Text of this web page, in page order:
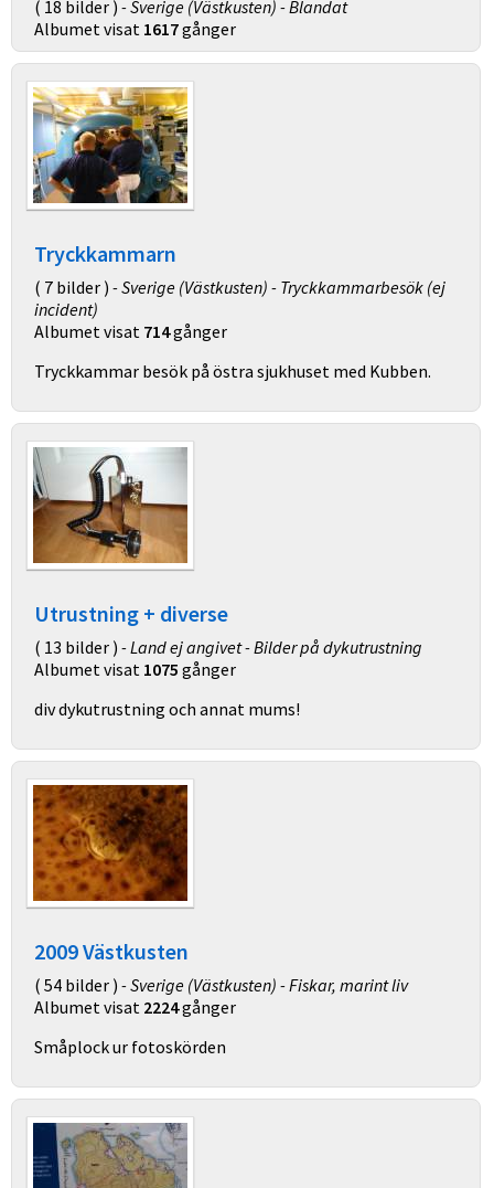
( 18 bilder ) - Sverige (Västkusten) - Blandat
Albumet visat 1617gånger
Tryckkammarn
( 7 bilder ) - Sverige (Västkusten) - Tryckkammarbesök (ej
incident)
Albumet visat 714gånger
Tryckkammar besök på östra sjukhuset med Kubben.
Utrustning + diverse
( 13 bilder ) - Land ej angivet - Bilder på dykutrustning
Albumet visat 1075 gånger
div dykutrustning och annat mums!
2009 Västkusten
( 54 bilder ) - Sverige (Västkusten) - Fiskar, marint liv
Albumet visat 2224gånger
Småplock ur fotoskörden